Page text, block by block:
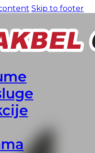
Skip to footer